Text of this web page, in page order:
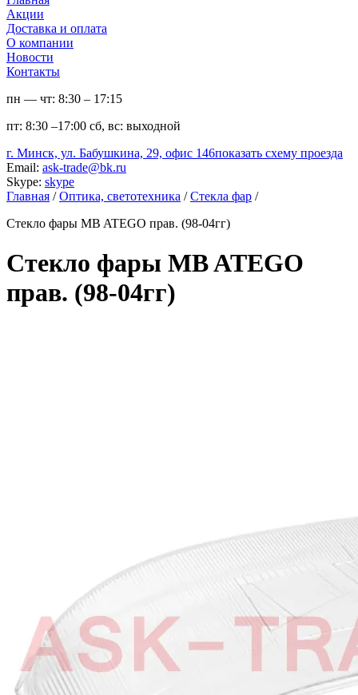
Акции
Доставка и оплата
О компании
Новости
Контакты
пн — чт: 8:30 – 17:15
пт: 8:30 –17:00 сб, вс: выходной
г. Минск, ул. Бабушкина, 29, офис 146показать схему проезда
Email: ask-trade@bk.ru
Skype: skype
Главная / Оптика, светотехника / Стекла фар /
Стекло фары MB ATEGO прав. (98-04гг)
Стекло фары MB ATEGO
прав. (98-04гг)